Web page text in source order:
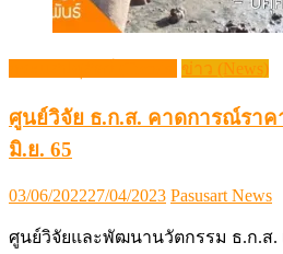
ข่าว (News)
ศูนย์วิจัย ธ.ก.ส. คาดการณ์รา
มิ.ย. 65
Posted
03/06/202227/04/2023 Author
Pasusart News
ศูนย์วิจัยและพัฒนานวัตกรรม ธ.ก.ส.